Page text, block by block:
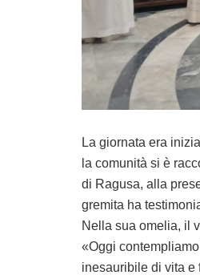
La giornata era
la comunità si è
di Ragusa, alla
gremita ha
Nella sua omelia, il
«Oggi
inesauribile di vita e